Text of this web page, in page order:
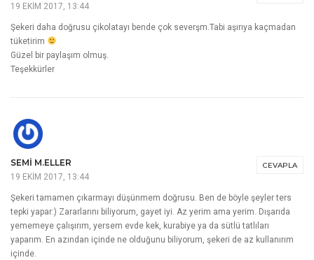
19 EKIM 2017, 13:44
Şekeri daha doğrusu çikolatayı bende çok severşm.Tabi aşırıya kaçmadan
tüketirim
Güzel bir paylaşım olmuş.
Teşekkürler
CEVAPLA
SEMI M.ELLER
19 EKIM 2017, 13:44
Şekeri tamamen çıkarmayı düşünmem doğrusu. Ben de böyle şeyler ters
tepki yapar:) Zararlarını biliyorum, gayet iyi. Az yerim ama yerim. Dışarıda
yememeye çalışırım, yersem evde kek, kurabiye ya da sütlü tatlıları
yaparım. En azından içinde ne olduğunu biliyorum, şekeri de az kullanırım
içinde.